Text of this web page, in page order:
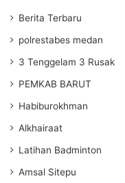
Berita Terbaru
polrestabes medan
3 Tenggelam 3 Rusak
PEMKAB BARUT
Habiburokhman
Alkhairaat
Latihan Badminton
Amsal Sitepu